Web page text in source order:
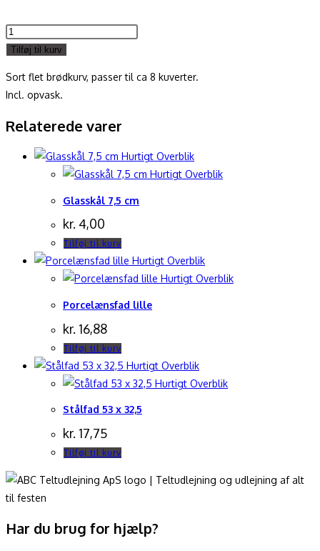
Brødkurv
rund
Tilføj til kurv
Sort flet brødkurv, passer til ca 8 kuverter.
Incl. opvask.
Relaterede varer
Hurtigt Overblik
Hurtigt Overblik
Glasskål 7,5 cm
kr. 4,00
Tilføj til kurv
Hurtigt Overblik
Hurtigt Overblik
Porcelænsfad lille
kr. 16,88
Tilføj til kurv
Hurtigt Overblik
Hurtigt Overblik
Stålfad 53 x 32,5
kr. 17,75
Tilføj til kurv
Har du brug for hjælp?